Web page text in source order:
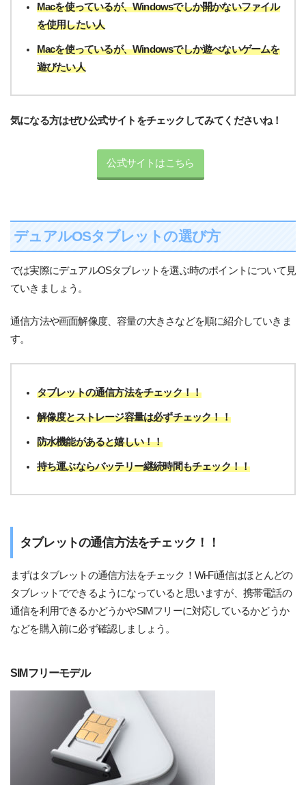
Macを使っているが、Windowsでしか開かないファイル
を使用したい人
Macを使っているが、Windowsでしか遊べないゲームを
遊びたい人
気になる方はぜひ公式サイトをチェックしてみてくださいね！
公式サイトはこちら
デュアルOSタブレットの選び方
では実際にデュアルOSタブレットを選ぶ時のポイントについて見
ていきましょう。
通信方法や画面解像度、容量の大きさなどを順に紹介していきま
す。
タブレットの通信方法をチェック！！
解像度とストレージ容量は必ずチェック！！
防水機能があると嬉しい！！
持ち運ぶならバッテリー継続時間もチェック！！
タブレットの通信方法をチェック！！
まずはタブレットの通信方法をチェック！Wi-Fi通信はほとんどの
タブレットでできるようになっていると思いますが、携帯電話の
通信を利用できるかどうかやSIMフリーに対応しているかどうか
などを購入前に必ず確認しましょう。
SIMフリーモデル